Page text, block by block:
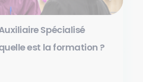
Spécialisé
est la formation ?